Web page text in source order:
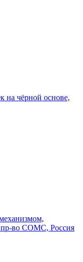
на чёрной основе,
пр-во СОМС, Россия